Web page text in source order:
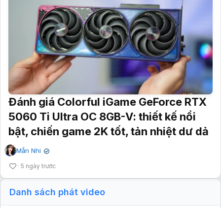
Đánh giá Colorful iGame GeForce RTX
5060 Ti Ultra OC 8GB-V: thiết kế nổi
bật, chiến game 2K tốt, tản nhiệt dư dả
Mẫn Nhi ✔
5 ngày trước
Danh sách phát video